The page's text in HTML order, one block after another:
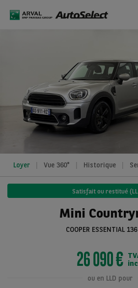
Voir toutes les
Loyer Vue 360° Historique
Satisfait ou restitué
Mini
COOPER ESSENTIAL
26 090 €
ou en LLD pour